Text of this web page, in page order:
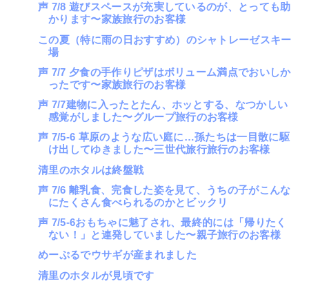
声 7/8 遊びスペースが充実しているのが、とっても助
かります〜家族旅行のお客様
この夏（特に雨の日おすすめ）のシャトレーゼスキー
場
声 7/7 夕食の手作りピザはボリューム満点でおいしか
ったです〜家族旅行のお客様
声 7/7建物に入ったとたん、ホッとする、なつかしい
感覚がしました〜グループ旅行のお客様
声 7/5-6 草原のような広い庭に…孫たちは一目散に駆
け出してゆきました〜三世代旅行旅行のお客様
清里のホタルは終盤戦
声 7/6 離乳食、完食した姿を見て、うちの子がこんな
にたくさん食べられるのかとビックリ
声 7/5-6おもちゃに魅了され、最終的には「帰りたく
ない！」と連発していました〜親子旅行のお客様
めーぷるでウサギが産まれました
清里のホタルが見頃です